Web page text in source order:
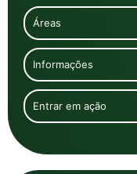
Áreas
Informações
Entrar em ação